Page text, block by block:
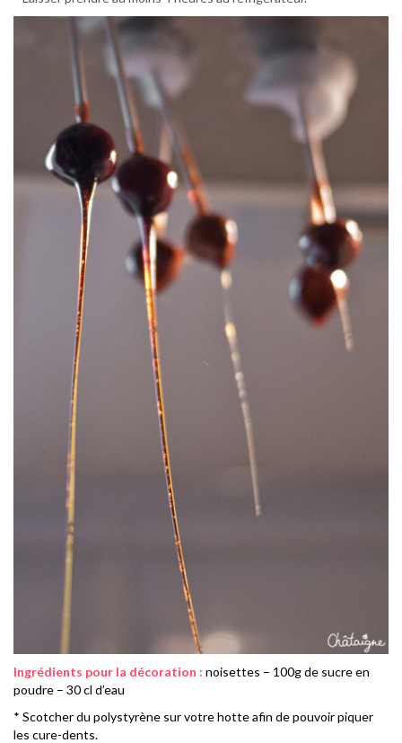
Ingrédients pour la décoration : noisettes – 100g de sucre en
poudre – 30 cl d’eau
* Scotcher du polystyrène sur votre hotte afin de pouvoir piquer
les cure-dents.